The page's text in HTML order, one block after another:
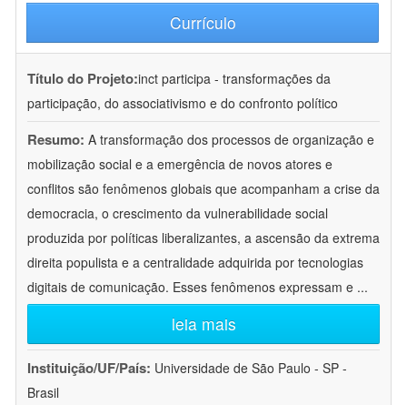
Currículo
Título do Projeto:inct participa - transformações da
participação, do associativismo e do confronto político
Resumo: A transformação dos processos de organização e
mobilização social e a emergência de novos atores e
conflitos são fenômenos globais que acompanham a crise da
democracia, o crescimento da vulnerabilidade social
produzida por políticas liberalizantes, a ascensão da extrema
direita populista e a centralidade adquirida por tecnologias
digitais de comunicação. Esses fenômenos expressam e ...
leia mais
Instituição/UF/País: Universidade de São Paulo - SP -
Brasil